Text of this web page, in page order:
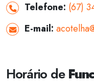
Telefone: (67)
E-mail:
Horário de